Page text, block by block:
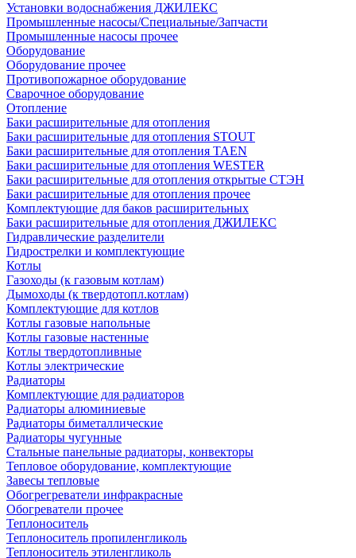
Установки водоснабжения ДЖИЛЕКС
Промышленные насосы/Специальные/Запчасти
Промышленные насосы прочее
Оборудование
Оборудование прочее
Противопожарное оборудование
Сварочное оборудование
Отопление
Баки расширительные для отопления
Баки расширительные для отопления STOUT
Баки расширительные для отопления TAEN
Баки расширительные для отопления WESTER
Баки расширительные для отопления открытые СТЭН
Баки расширительные для отопления прочее
Комплектующие для баков расширительных
Баки расширительные для отопления ДЖИЛЕКС
Гидравлические разделители
Гидрострелки и комплектующие
Котлы
Газоходы (к газовым котлам)
Дымоходы (к твердотопл.котлам)
Комплектующие для котлов
Котлы газовые напольные
Котлы газовые настенные
Котлы твердотопливные
Котлы электрические
Радиаторы
Комплектующие для радиаторов
Радиаторы алюминиевые
Радиаторы биметаллические
Радиаторы чугунные
Стальные панельные радиаторы, конвекторы
Тепловое оборудование, комплектующие
Завесы тепловые
Обогрегреватели инфракрасные
Обогреватели прочее
Теплоноситель
Теплоноситель пропиленгликоль
Теплоноситель этиленгликоль